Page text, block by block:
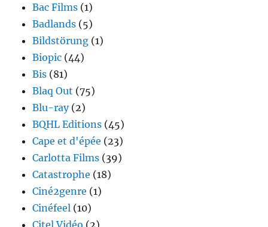
Bac Films (1)
Badlands (5)
Bildstörung (1)
Biopic (44)
Bis (81)
Blaq Out (75)
Blu-ray(2)
BQHL Editions (45)
Cape et d'épée (23)
Carlotta Films (39)
Catastrophe (18)
Ciné2genre (1)
Cinéfeel (10)
Citel Vidéo (2)